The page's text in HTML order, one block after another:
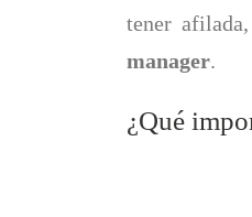
tener
manager.
¿Qué